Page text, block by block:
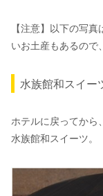
【注意】以下の写
いお土産もあるので
水族館和スイー
ホテルに戻ってから
水族館和スイーツ。